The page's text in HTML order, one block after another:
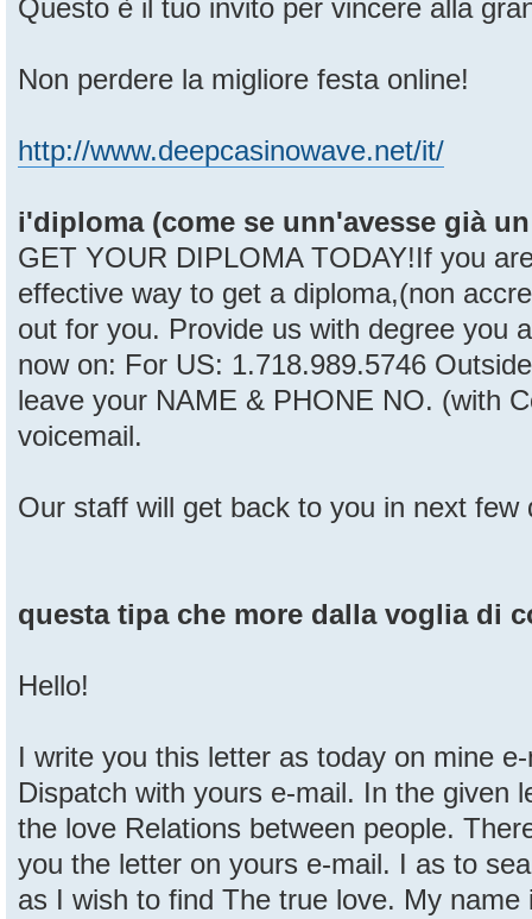
Questo è il tuo invito per vincere alla
Non perdere la migliore festa online!
http://www.deepcasinowave.net/it/
i'diploma (come se unn'avesse già
GET YOUR DIPLOMA TODAY!If you
effective way to get a diploma,(non
out for you. Provide us with degree you
now on: For US: 1.718.989.5746
leave your NAME & PHONE NO. (with
voicemail.
Our staff will get back to you in next few
questa tipa che more dalla voglia di
Hello!
I write you this letter as today on mine
Dispatch with yours e-mail. In the given
the love Relations between people.
you the letter on yours e-mail. I as to
as I wish to find The true love. My